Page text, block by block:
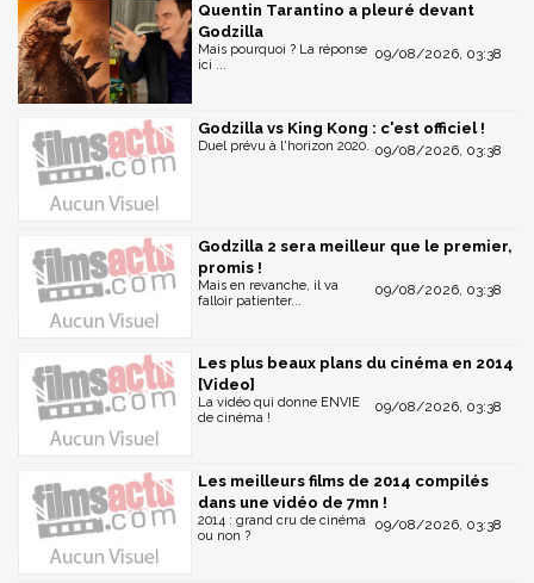
Quentin Tarantino a pleuré devant
Godzilla
09/08/2026, 03:38
Mais pourquoi ? La réponse
ici ...
Godzilla vs King Kong : c'est officiel !
09/08/2026, 03:38
Duel prévu à l'horizon 2020.
Godzilla 2 sera meilleur que le premier,
promis !
09/08/2026, 03:38
Mais en revanche, il va
falloir patienter...
Les plus beaux plans du cinéma en 2014
[Video]
09/08/2026, 03:38
La vidéo qui donne ENVIE
de cinéma !
Les meilleurs films de 2014 compilés
dans une vidéo de 7mn !
09/08/2026, 03:38
2014 : grand cru de cinéma
ou non ?